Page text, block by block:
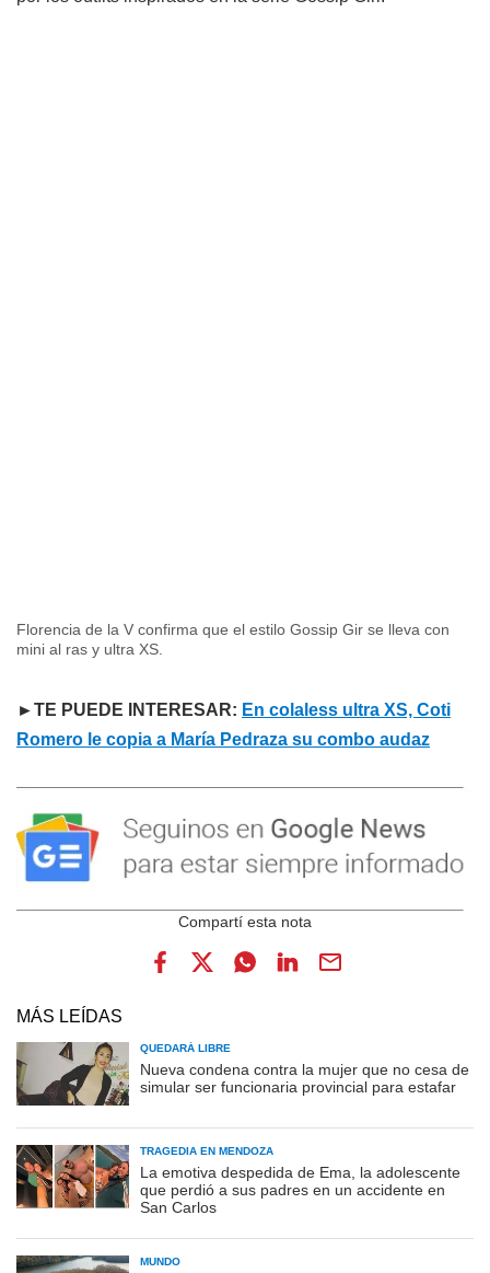
Florencia de la V confirma que el estilo Gossip Gir se lleva con
mini al ras y ultra XS.
►TE PUEDE INTERESAR: En colaless ultra XS, Coti
Romero le copia a María Pedraza su combo audaz
MÁS LEÍDAS
QUEDARÁ LIBRE
Nueva condena contra la mujer que no cesa de
simular ser funcionaria provincial para estafar
TRAGEDIA EN MENDOZA
La emotiva despedida de Ema, la adolescente
que perdió a sus padres en un accidente en
San Carlos
MUNDO